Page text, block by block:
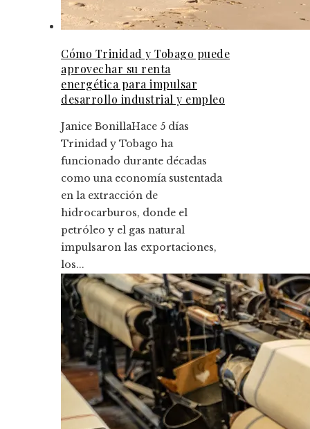
Cómo Trinidad y Tobago puede
aprovechar su renta
energética para impulsar
desarrollo industrial y empleo
Janice BonillaHace 5 días
Trinidad y Tobago ha
funcionado durante décadas
como una economía sustentada
en la extracción de
hidrocarburos, donde el
petróleo y el gas natural
impulsaron las exportaciones,
los...